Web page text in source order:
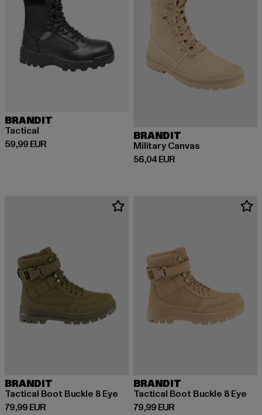
BRANDIT
Tactical
59,99 EUR
Derzeitiger Preis: 59,99 EUR
BRANDIT
Military Canvas
56,04 EUR
Derzeitiger Preis: 56,04 EUR
BRANDIT
Tactical Boot Buckle 8 Eye
79,99 EUR
Derzeitiger Preis: 79,99 EUR
BRANDIT
Tactical Boot Buckle 8 Eye
79,99 EUR
Derzeitiger Preis: 79,99 EUR